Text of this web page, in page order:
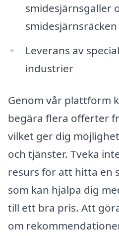
smidesjärnsgaller
smidesjärnsräcken
Leverans av
industrier
Genom vår plattform
begära flera offerter
vilket ger dig
och tjänster. Tveka
resurs för att hitta en
som kan hjälpa dig
till ett bra pris. Att
om